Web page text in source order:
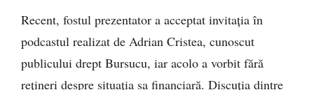
Recent, fostul prezentator a acceptat invitația în
podcastul realizat de Adrian Cristea, cunoscut
publicului drept Bursucu, iar acolo a vorbit fără
rețineri despre situația sa financiară. Discuția dintre